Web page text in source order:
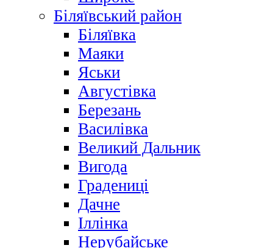
Біляївський район
Біляївка
Маяки
Яськи
Августівка
Березань
Василівка
Великий Дальник
Вигода
Градениці
Дачне
Іллінка
Нерубайське